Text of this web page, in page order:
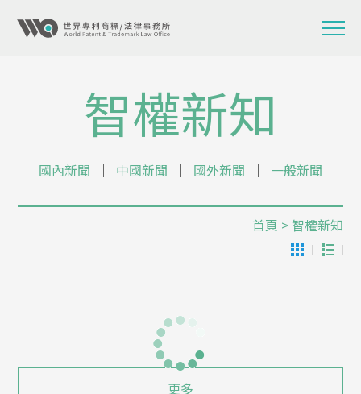
智權新知
國內新聞 │ 中國新聞 │ 國外新聞 │ 一般新聞
首頁 > 智權新知
更多